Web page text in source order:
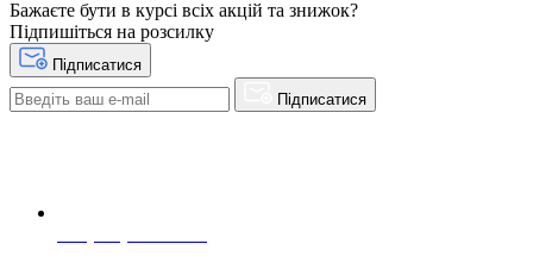
Бажаєте бути в курсі всіх акцій та знижок?
Підпишіться на розсилку
Підписатися
Підписатися